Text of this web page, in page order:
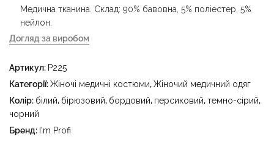
Медична тканина. Склад: 90% бавовна, 5% поліестер, 5%
нейлон.
Догляд за виробом
прасувати за температури праски до 150 °C - не
відбілювати - суха чистка з використанням
тетрахлоретилену (перхлоретилену) та вуглеводів
(бензин, вайт-спірит) - сушити в пральному барабані за
Артикул: P225
Категорії:Жіночі медичні костюми,Жіночий медичний одяг
Колір: білий, бірюзовий, бордовий, персиковий,темно-сірий,
чорний
Бренд: I'm Profi